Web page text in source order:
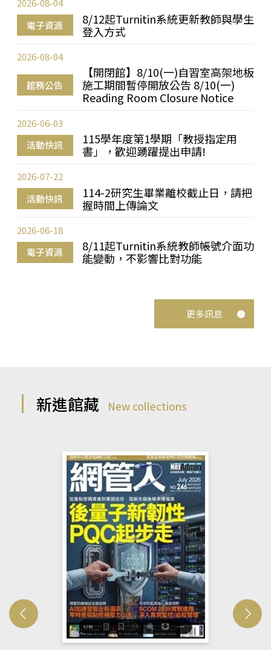
電子資源
8/12起Turnitin系統更新教師與學生
登入方式
2026-08-04
館務公告
【開閉館】8/10(一)自習室高架地板
施工期間暫停開放公告 8/10(一)
Reading Room Closure Notice
2026-08-04
活動快訊
115學年度第1學期「教授指定用
書」，歡迎踴躍提出申請!
2026-06-03
活動快訊
114-2研究生畢業離校截止日，請把
握時間上傳論文
2026-07-22
電子資源
8/11起Turnitin系統教師帳號介面功
能變動，不影響比對功能
2026-06-18
更多訊息
新進館藏 New collections